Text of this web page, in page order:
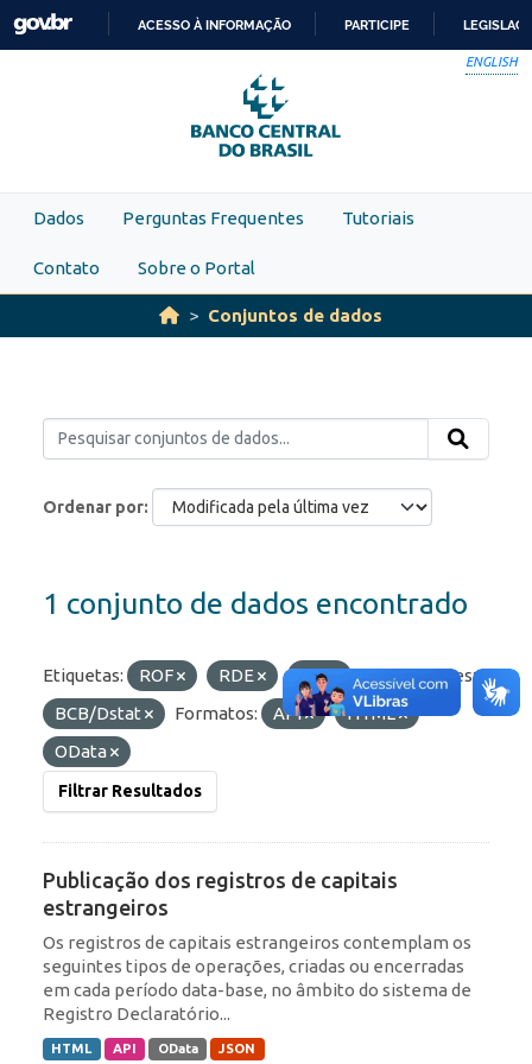
Skip to main content
PARA
O
CONTEÚDO
ACESSO À INFORMAÇÃO PARTICIPE
ENGLISH
Dados Perguntas Frequentes Tutoriais
Contato Sobre o Portal
Conjuntos de dados
Ordenar por
1 conjunto de dados encontrado
Etiquetas: ROF RDE IED
Organizações:
BCB/Dstat
Formatos: API
HTML
OData
Filtrar Resultados
Publicação dos registros de capitais
estrangeiros
Os registros de capitais estrangeiros contemplam os
seguintes tipos de operações, criadas ou encerradas
em cada período data-base, no âmbito do sistema de
Registro Declaratório...
HTML API OData JSON